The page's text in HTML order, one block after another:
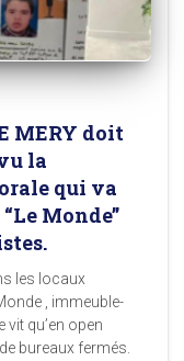
MERY doit
la
qui va
Monde”
les locaux
, immeuble-
vit qu’en open
bureaux fermés.